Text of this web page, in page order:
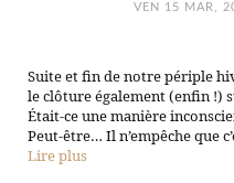
VEN 15 MAR,
Suite et fin de notre périple
le clôture également (enfin !)
Était-ce une manière
Peut-être… Il n’empêche que
Lire plus